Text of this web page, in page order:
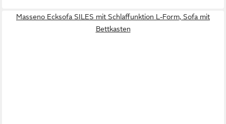
Masseno Ecksofa SILES mit Schlaffunktion L-Form, Sofa mit
Bettkasten